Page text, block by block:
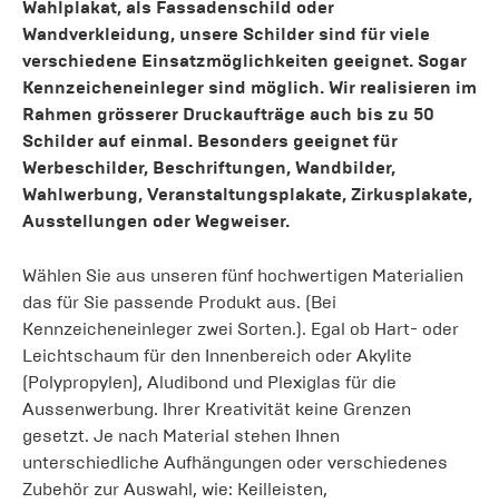
Wahlplakat, als Fassadenschild oder
Wandverkleidung, unsere Schilder sind für viele
verschiedene Einsatzmöglichkeiten geeignet. Sogar
Kennzeicheneinleger sind möglich. Wir realisieren im
Rahmen grösserer Druckaufträge auch bis zu 50
Schilder auf einmal. Besonders geeignet für
Werbeschilder, Beschriftungen, Wandbilder,
Wahlwerbung, Veranstaltungsplakate, Zirkusplakate,
Ausstellungen oder Wegweiser.
Wählen Sie aus unseren fünf hochwertigen Materialien
das für Sie passende Produkt aus. (Bei
Kennzeicheneinleger zwei Sorten.). Egal ob Hart- oder
Leichtschaum für den Innenbereich oder Akylite
(Polypropylen), Aludibond und Plexiglas für die
Aussenwerbung. Ihrer Kreativität keine Grenzen
gesetzt. Je nach Material stehen Ihnen
unterschiedliche Aufhängungen oder verschiedenes
Zubehör zur Auswahl, wie: Keilleisten,